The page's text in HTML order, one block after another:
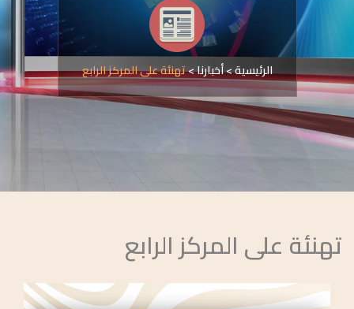
الرئيسية>أخبارنا>تهنئة على المركز الرابع
تهنئة على المركز الرابع